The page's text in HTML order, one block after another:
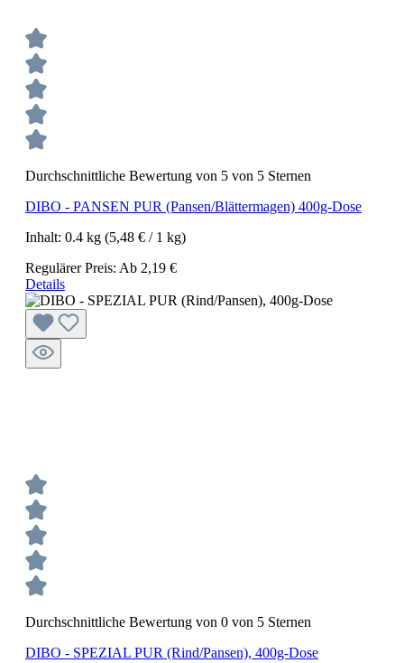
Durchschnittliche Bewertung von 5 von 5 Sternen
DIBO - PANSEN PUR (Pansen/Blättermagen) 400g-Dose
Inhalt: 0.4 kg (5,48 € / 1 kg)
Regulärer Preis: Ab 2,19 €
Details
Durchschnittliche Bewertung von 0 von 5 Sternen
DIBO - SPEZIAL PUR (Rind/Pansen), 400g-Dose